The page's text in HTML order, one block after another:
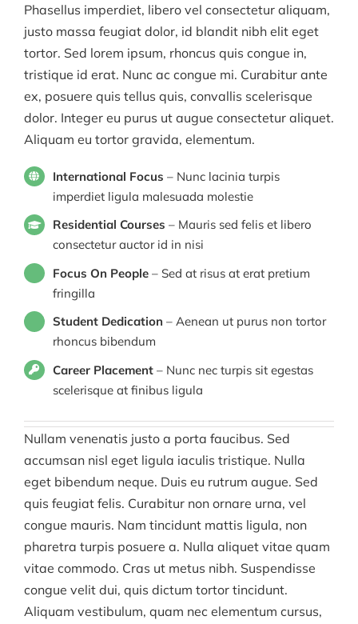
Phasellus imperdiet, libero vel consectetur aliquam,
justo massa feugiat dolor, id blandit nibh elit eget
tortor. Sed lorem ipsum, rhoncus quis congue in,
tristique id erat. Nunc ac congue mi. Curabitur ante
ex, posuere quis tellus quis, convallis scelerisque
dolor. Integer eu purus ut augue consectetur aliquet.
Aliquam eu tortor gravida, elementum.
International Focus – Nunc lacinia turpis
imperdiet ligula malesuada molestie
Residential Courses – Mauris sed felis et libero
consectetur auctor id in nisi
Focus On People – Sed at risus at erat pretium
fringilla
Student Dedication – Aenean ut purus non tortor
rhoncus bibendum
Career Placement – Nunc nec turpis sit egestas
scelerisque at finibus ligula
Nullam venenatis justo a porta faucibus. Sed
accumsan nisl eget ligula iaculis tristique. Nulla
eget bibendum neque. Duis eu rutrum augue. Sed
quis feugiat felis. Curabitur non ornare urna, vel
congue mauris. Nam tincidunt mattis ligula, non
pharetra turpis posuere a. Nulla aliquet vitae quam
vitae commodo. Cras ut metus nibh. Suspendisse
congue velit dui, quis dictum tortor tincidunt.
Aliquam vestibulum, quam nec elementum cursus,